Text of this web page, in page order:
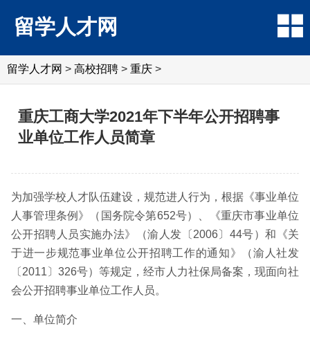
留学人才网
留学人才网 > 高校招聘 > 重庆 >
重庆工商大学2021年下半年公开招聘事
业单位工作人员简章
为加强学校人才队伍建设，规范进人行为，根据《事业单位
人事管理条例》（国务院令第652号）、《重庆市事业单位
公开招聘人员实施办法》（渝人发〔2006〕44号）和《关
于进一步规范事业单位公开招聘工作的通知》（渝人社发
〔2011〕326号）等规定，经市人力社保局备案，现面向社
会公开招聘事业单位工作人员。
一、单位简介